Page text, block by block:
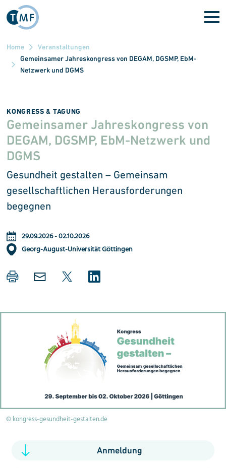
Direkt zum Inhalt
Home
Veranstaltungen
Gemeinsamer Jahreskongress von DEGAM, DGSMP, EbM-
Netzwerk und DGMS
KONGRESS & TAGUNG
Gemeinsamer Jahreskongress von
DEGAM, DGSMP, EbM-Netzwerk und
DGMS
Gesundheit gestalten – Gemeinsam
gesellschaftlichen Herausforderungen
begegnen
29.09.2026-02.10.2026
Georg-August-Universität Göttingen
© kongress-gesundheit-gestalten.de
Anmeldung